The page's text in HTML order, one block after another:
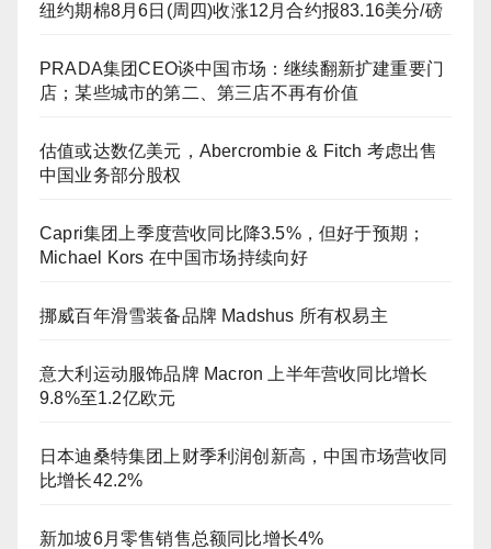
纽约期棉8月6日(周四)收涨12月合约报83.16美分/磅
PRADA集团CEO谈中国市场：继续翻新扩建重要门
店；某些城市的第二、第三店不再有价值
估值或达数亿美元，Abercrombie & Fitch 考虑出售
中国业务部分股权
Capri集团上季度营收同比降3.5%，但好于预期；
Michael Kors 在中国市场持续向好
挪威百年滑雪装备品牌 Madshus 所有权易主
意大利运动服饰品牌 Macron 上半年营收同比增长
9.8%至1.2亿欧元
日本迪桑特集团上财季利润创新高，中国市场营收同
比增长42.2%
新加坡6月零售销售总额同比增长4%